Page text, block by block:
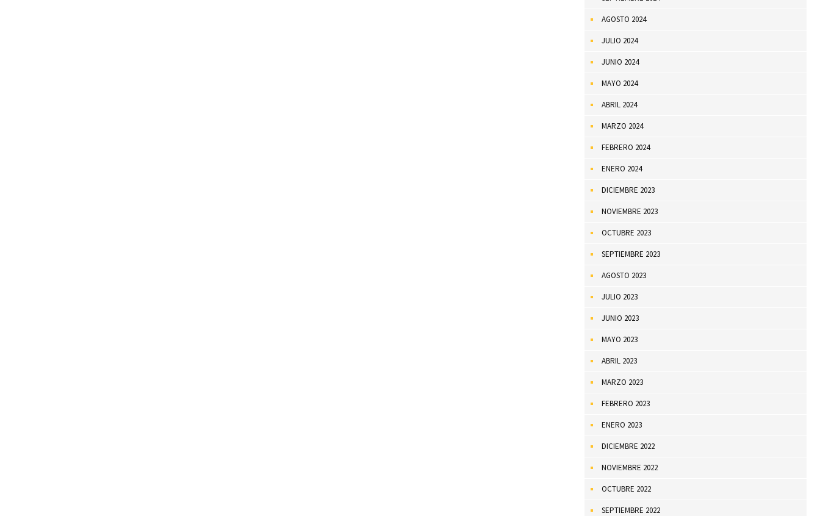
AGOSTO 2024
JULIO 2024
JUNIO 2024
MAYO 2024
ABRIL 2024
MARZO 2024
FEBRERO 2024
ENERO 2024
DICIEMBRE 2023
NOVIEMBRE 2023
OCTUBRE 2023
SEPTIEMBRE 2023
AGOSTO 2023
JULIO 2023
JUNIO 2023
MAYO 2023
ABRIL 2023
MARZO 2023
FEBRERO 2023
ENERO 2023
DICIEMBRE 2022
NOVIEMBRE 2022
OCTUBRE 2022
SEPTIEMBRE 2022